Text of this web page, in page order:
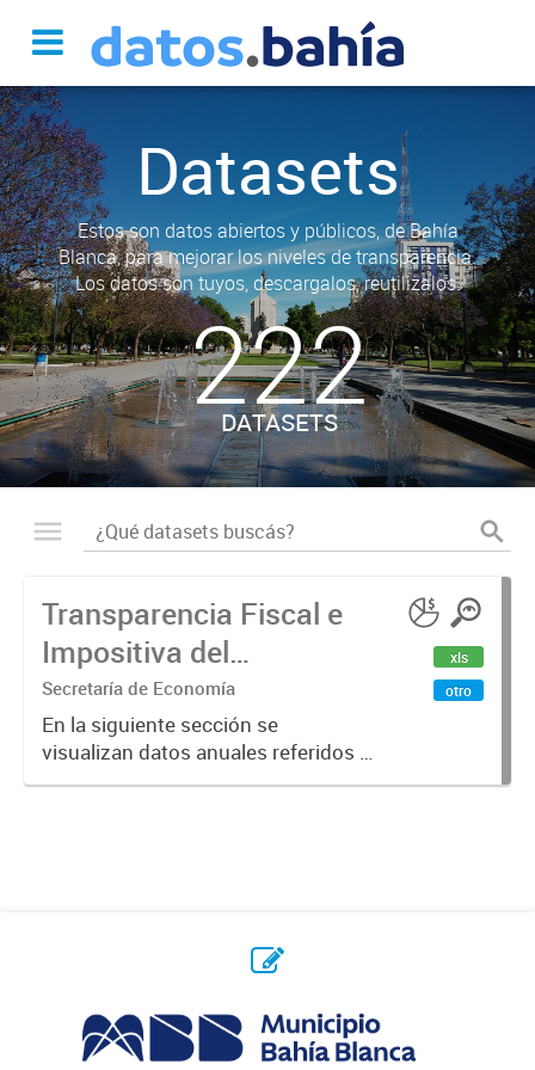
Datasets
Estos son datos abiertos y públicos, de Bahía
Blanca, para mejorar los niveles de transparencia.
Los datos son tuyos, descargalos, reutilizalos.
222
DATASETS
Transparencia Fiscal e
Impositiva del
Municipio. Año 2023
Secretaría de Economía
En la siguiente sección se
visualizan datos anuales referidos a
la transparencia fiscal e impositiva
xls
otro